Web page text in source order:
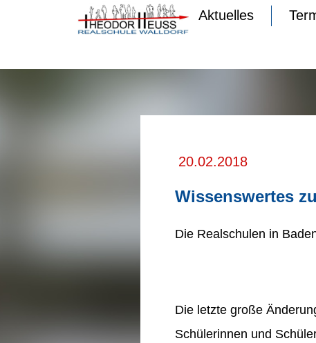
Aktuelles
20.02.2018
Wissenswertes
Die Realschulen in
Die letzte große
Schülerinnen und